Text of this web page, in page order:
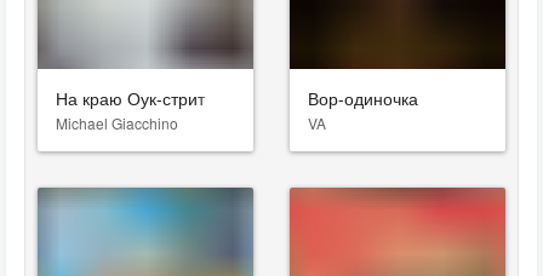
На краю Оук-стрит
Michael Giacchino
Вор-одиночка
VA